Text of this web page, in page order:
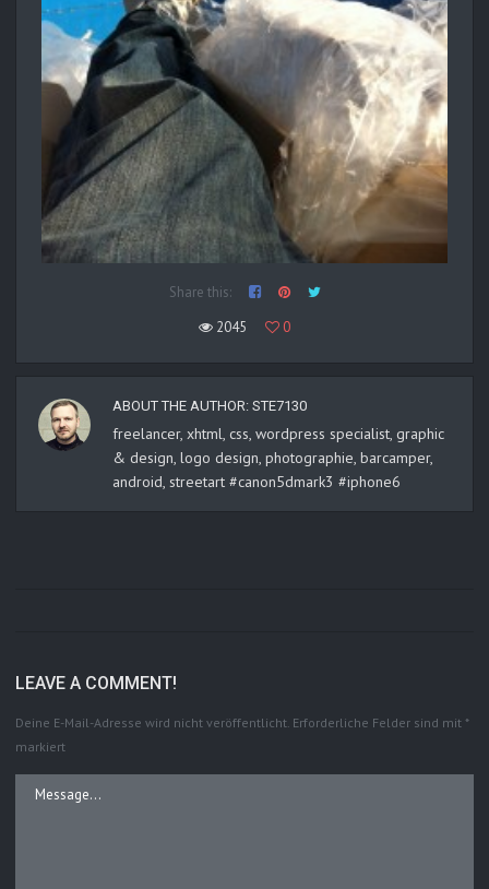
Share this:
2045
0
ABOUT THE AUTHOR: STE7130
freelancer, xhtml, css, wordpress specialist, graphic
& design, logo design, photographie, barcamper,
android, streetart #canon5dmark3 #iphone6
LEAVE A COMMENT!
Deine E-Mail-Adresse wird nicht veröffentlicht. Erforderliche Felder sind mit *
markiert